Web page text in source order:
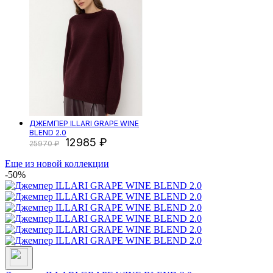
ДЖЕМПЕР ILLARI GRAPE WINE
BLEND 2.0
25970
12985
Еще из новой коллекции
-50%